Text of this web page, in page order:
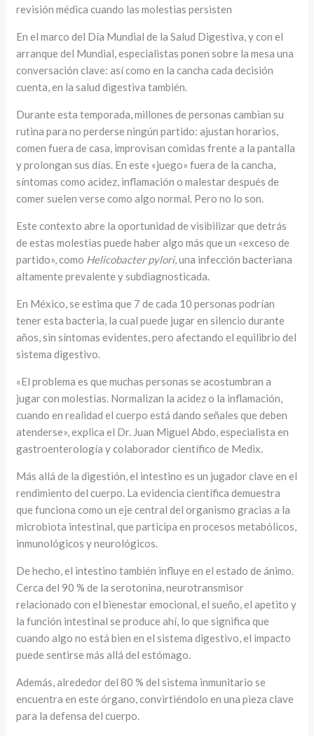
revisión médica cuando las molestias persisten
En el marco del Día Mundial de la Salud Digestiva, y con el
arranque del Mundial, especialistas ponen sobre la mesa una
conversación clave: así como en la cancha cada decisión
cuenta, en la salud digestiva también.
Durante esta temporada, millones de personas cambian su
rutina para no perderse ningún partido: ajustan horarios,
comen fuera de casa, improvisan comidas frente a la pantalla
y prolongan sus días. En este «juego» fuera de la cancha,
síntomas como acidez, inflamación o malestar después de
comer suelen verse como algo normal. Pero no lo son.
Este contexto abre la oportunidad de visibilizar que detrás
de estas molestias puede haber algo más que un «exceso de
partido», como Helicobacter pylori, una infección bacteriana
altamente prevalente y subdiagnosticada.
En México, se estima que 7 de cada 10 personas podrían
tener esta bacteria, la cual puede jugar en silencio durante
años, sin síntomas evidentes, pero afectando el equilibrio del
sistema digestivo.
«El problema es que muchas personas se acostumbran a
jugar con molestias. Normalizan la acidez o la inflamación,
cuando en realidad el cuerpo está dando señales que deben
atenderse», explica el Dr. Juan Miguel Abdo, especialista en
gastroenterología y colaborador científico de Medix.
Más allá de la digestión, el intestino es un jugador clave en el
rendimiento del cuerpo. La evidencia científica demuestra
que funciona como un eje central del organismo gracias a la
microbiota intestinal, que participa en procesos metabólicos,
inmunológicos y neurológicos.
De hecho, el intestino también influye en el estado de ánimo.
Cerca del 90 % de la serotonina, neurotransmisor
relacionado con el bienestar emocional, el sueño, el apetito y
la función intestinal se produce ahí, lo que significa que
cuando algo no está bien en el sistema digestivo, el impacto
puede sentirse más allá del estómago.
Además, alrededor del 80 % del sistema inmunitario se
encuentra en este órgano, convirtiéndolo en una pieza clave
para la defensa del cuerpo.